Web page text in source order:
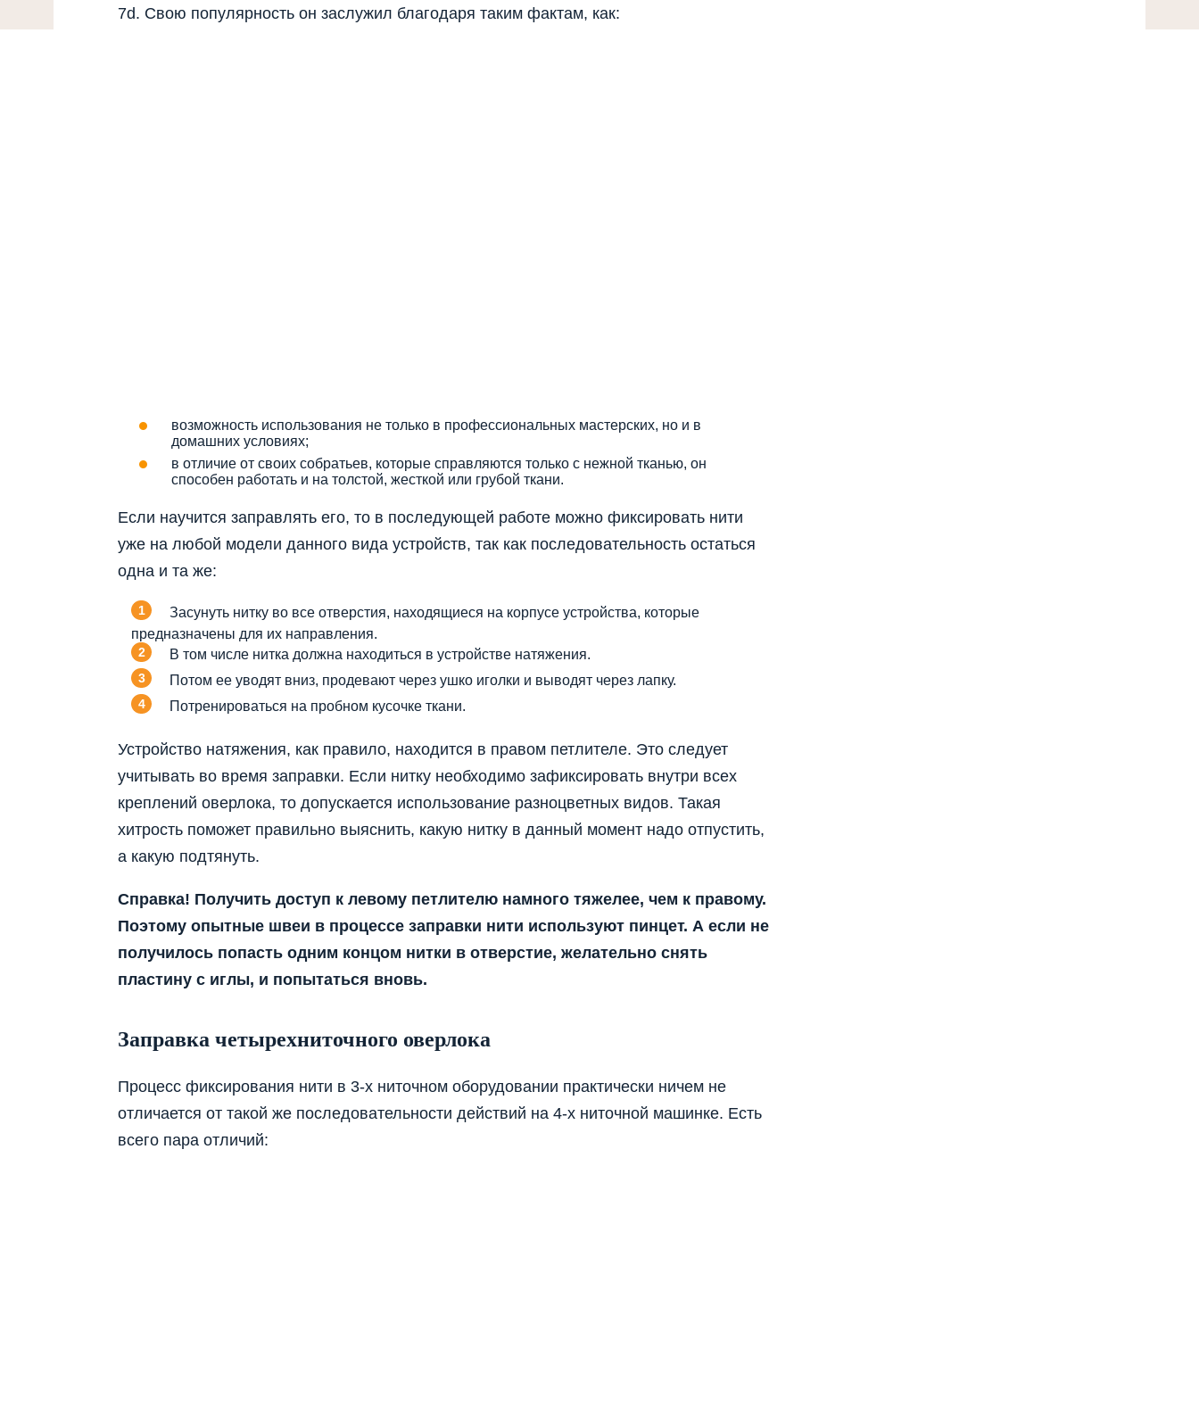
7d. Свою популярность он заслужил благодаря таким фактам, как:
возможность использования не только в профессиональных мастерских, но и в
домашних условиях;
в отличие от своих собратьев, которые справляются только с нежной тканью, он
способен работать и на толстой, жесткой или грубой ткани.
Если научится заправлять его, то в последующей работе можно фиксировать нити
уже на любой модели данного вида устройств, так как последовательность остаться
одна и та же:
Засунуть нитку во все отверстия, находящиеся на корпусе устройства, которые
предназначены для их направления.
В том числе нитка должна находиться в устройстве натяжения.
Потом ее уводят вниз, продевают через ушко иголки и выводят через лапку.
Потренироваться на пробном кусочке ткани.
Устройство натяжения, как правило, находится в правом петлителе. Это следует
учитывать во время заправки. Если нитку необходимо зафиксировать внутри всех
креплений оверлока, то допускается использование разноцветных видов. Такая
хитрость поможет правильно выяснить, какую нитку в данный момент надо отпустить,
а какую подтянуть.
Справка! Получить доступ к левому петлителю намного тяжелее, чем к правому.
Поэтому опытные швеи в процессе заправки нити используют пинцет. А если не
получилось попасть одним концом нитки в отверстие, желательно снять
пластину с иглы, и попытаться вновь.
Заправка четырехниточного оверлока
Процесс фиксирования нити в 3-х ниточном оборудовании практически ничем не
отличается от такой же последовательности действий на 4-х ниточной машинке. Есть
всего пара отличий: